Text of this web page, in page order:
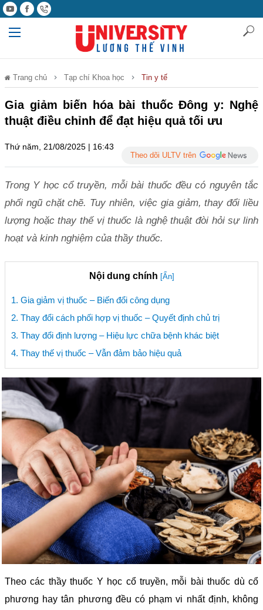
Trang chủ Tạp chí Khoa học Tin y tế
Gia giảm biến hóa bài thuốc Đông y: Nghệ
thuật điều chỉnh để đạt hiệu quả tối ưu
Thứ năm, 21/08/2025 | 16:43
Theo dõi ULTV trên
Trong Y học cổ truyền, mỗi bài thuốc đều có nguyên tắc
phối ngũ chặt chẽ. Tuy nhiên, việc gia giảm, thay đổi liều
lượng hoặc thay thế vị thuốc là nghệ thuật đòi hỏi sự linh
hoạt và kinh nghiệm của thầy thuốc.
Nội dung chính [Ẩn]
1. Gia giảm vị thuốc – Biến đổi công dụng
2. Thay đổi cách phối hợp vị thuốc – Quyết định chủ trị
3. Thay đổi định lượng – Hiệu lực chữa bệnh khác biệt
4. Thay thế vị thuốc – Vẫn đảm bảo hiệu quả
Theo các thầy thuốc Y học cổ truyền, mỗi bài thuốc dù cổ
phương hay tân phương đều có phạm vi nhất định, không